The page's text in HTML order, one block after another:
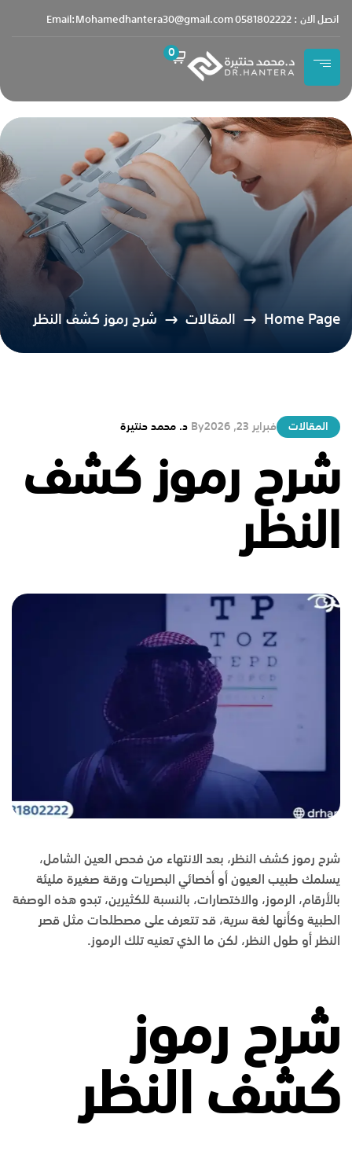
اتصل الان : 0581802222 Email:Mohamedhantera30@gmail.com
0
Home Page المقالات شرح رموز كشف النظر
المقالات فبراير 23, 2026 By د. محمد حنتيرة
شرح رموز كشف
النظر
شرح رموز كشف النظر، بعد الانتهاء من فحص العين الشامل،
يسلمك طبيب العيون أو أخصائي البصريات ورقة صغيرة مليئة
بالأرقام، الرموز، والاختصارات، بالنسبة للكثيرين، تبدو هذه الوصفة
الطبية وكأنها لغة سرية، قد تتعرف على مصطلحات مثل قصر
النظر أو طول النظر، لكن ما الذي تعنيه تلك الرموز.
شرح رموز
كشف النظر